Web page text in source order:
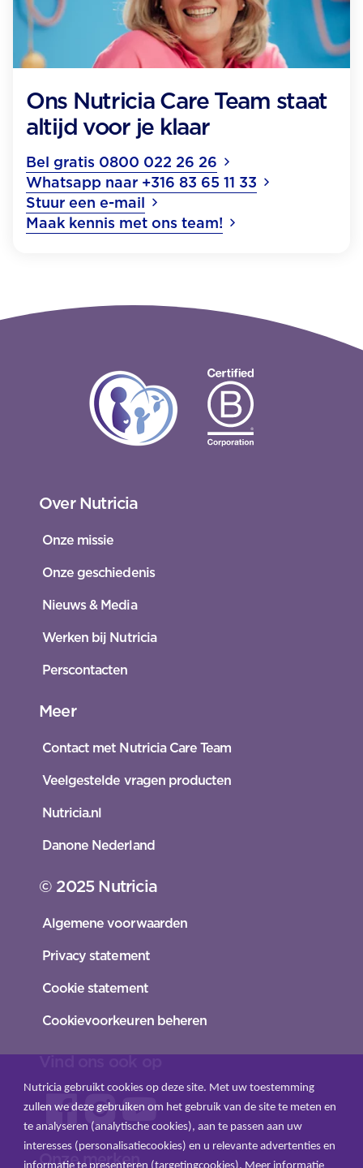
Ons Nutricia Care Team staat
altijd voor je klaar
Bel gratis 0800 022 26 26
Whatsapp naar +316 83 65 11 33
Stuur een e-mail
Maak kennis met ons team!
Over Nutricia
Onze missie
Onze geschiedenis
Nieuws & Media
Werken bij Nutricia
Perscontacten
Meer
Contact met Nutricia Care Team
Veelgestelde vragen producten
Nutricia.nl
Danone Nederland
© 2025 Nutricia
Algemene voorwaarden
Privacy statement
Cookie statement
Cookievoorkeuren beheren
Onze merken
Nutricia gebruikt cookies op deze site. Met uw toestemming
zullen we deze gebruiken om het gebruik van de site te meten en
te analyseren (analytische cookies), aan te passen aan uw
interesses (personalisatiecookies) en u relevante advertenties en